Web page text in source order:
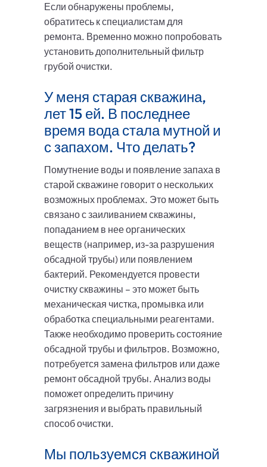
Если обнаружены проблемы,
обратитесь к специалистам для
ремонта. Временно можно попробовать
установить дополнительный фильтр
грубой очистки.
У меня старая скважина,
лет 15 ей. В последнее
время вода стала мутной и
с запахом. Что делать?
Помутнение воды и появление запаха в
старой скважине говорит о нескольких
возможных проблемах. Это может быть
связано с заиливанием скважины,
попаданием в нее органических
веществ (например, из-за разрушения
обсадной трубы) или появлением
бактерий. Рекомендуется провести
очистку скважины – это может быть
механическая чистка, промывка или
обработка специальными реагентами.
Также необходимо проверить состояние
обсадной трубы и фильтров. Возможно,
потребуется замена фильтров или даже
ремонт обсадной трубы. Анализ воды
поможет определить причину
загрязнения и выбрать правильный
способ очистки.
Мы пользуемся скважиной